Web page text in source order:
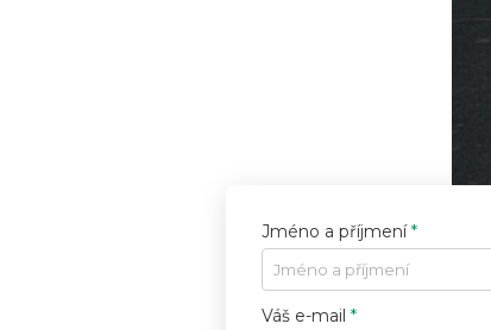
Jméno a příjmení*
Váš e-mail *